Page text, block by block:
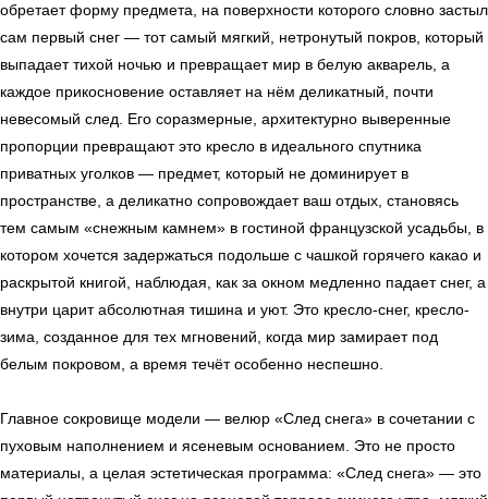
обретает форму предмета, на поверхности которого словно застыл
сам первый снег — тот самый мягкий, нетронутый покров, который
выпадает тихой ночью и превращает мир в белую акварель, а
каждое прикосновение оставляет на нём деликатный, почти
невесомый след. Его соразмерные, архитектурно выверенные
пропорции превращают это кресло в идеального спутника
приватных уголков — предмет, который не доминирует в
пространстве, а деликатно сопровождает ваш отдых, становясь
тем самым «снежным камнем» в гостиной французской усадьбы, в
котором хочется задержаться подольше с чашкой горячего какао и
раскрытой книгой, наблюдая, как за окном медленно падает снег, а
внутри царит абсолютная тишина и уют. Это кресло-снег, кресло-
зима, созданное для тех мгновений, когда мир замирает под
белым покровом, а время течёт особенно неспешно.
Главное сокровище модели — велюр «След снега» в сочетании с
пуховым наполнением и ясеневым основанием. Это не просто
материалы, а целая эстетическая программа: «След снега» — это